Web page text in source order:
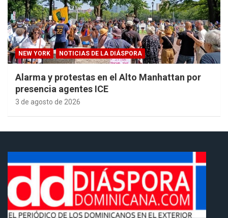
NEW YORK NOTICIAS DE LA DIÁSPORA
Alarma y protestas en el Alto Manhattan por
presencia agentes ICE
3 de agosto de 2026